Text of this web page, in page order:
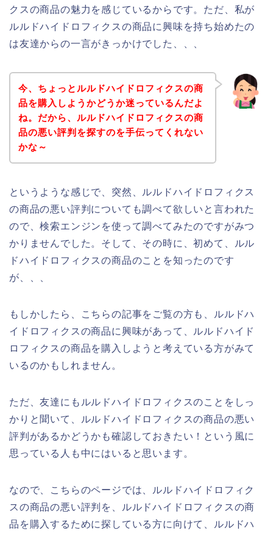
クスの商品の魅力を感じているからです。ただ、私が
ルルドハイドロフィクスの商品に興味を持ち始めたの
は友達からの一言がきっかけでした、、、
今、ちょっとルルドハイドロフィクスの商
品を購入しようかどうか迷っているんだよ
ね。だから、ルルドハイドロフィクスの商
品の悪い評判を探すのを手伝ってくれない
かな～
というような感じで、突然、ルルドハイドロフィクス
の商品の悪い評判についても調べて欲しいと言われた
ので、検索エンジンを使って調べてみたのですがみつ
かりませんでした。そして、その時に、初めて、ルル
ドハイドロフィクスの商品のことを知ったのです
が、、、
もしかしたら、こちらの記事をご覧の方も、ルルドハ
イドロフィクスの商品に興味があって、ルルドハイド
ロフィクスの商品を購入しようと考えている方がみて
いるのかもしれません。
ただ、友達にもルルドハイドロフィクスのことをしっ
かりと聞いて、ルルドハイドロフィクスの商品の悪い
評判があるかどうかも確認しておきたい！という風に
思っている人も中にはいると思います。
なので、こちらのページでは、ルルドハイドロフィク
スの商品の悪い評判を、ルルドハイドロフィクスの商
品を購入するために探している方に向けて、ルルドハ